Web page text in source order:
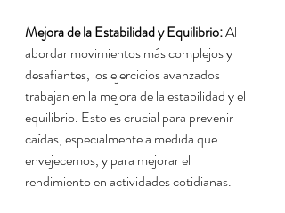
Mejora de la Estabilidad y Equilibrio: Al
abordar movimientos más complejos y
desafiantes, los ejercicios avanzados
trabajan en la mejora de la estabilidad y el
equilibrio. Esto es crucial para prevenir
caídas, especialmente a medida que
envejecemos, y para mejorar el
rendimiento en actividades cotidianas.